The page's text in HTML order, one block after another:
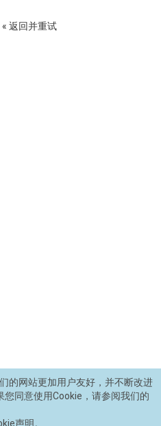
« 返回并重试
的网站更加用户友好，并不断改进
同意使用Cookie，请参阅我们的
声明。